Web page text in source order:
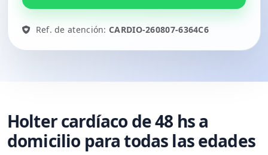
Ref. de atención:CARDIO-260807-6364C6
Holter cardíaco de 48 hs a
domicilio para todas las edades